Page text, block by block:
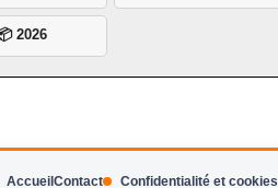
2026
Accueil Contact Confidentialité et cookies